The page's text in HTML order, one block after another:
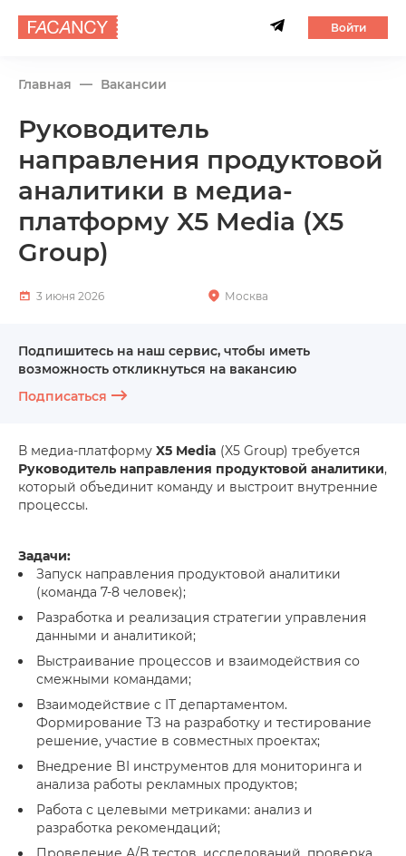
Войти
Главная Вакансии
Руководитель
направления продуктовой
аналитики в медиа-
платформу X5 Media (X5
Group)
3 июня 2026 Москва
Подпишитесь на наш сервис, чтобы иметь
возможность откликнуться на вакансию
Подписаться
В медиа-платформу X5 Media (X5 Group) требуется
Руководитель направления продуктовой аналитики,
который объединит команду и выстроит внутренние
процессы.
Задачи:
Запуск направления продуктовой аналитики
(команда 7-8 человек);
Разработка и реализация стратегии управления
данными и аналитикой;
Выстраивание процессов и взаимодействия со
смежными командами;
Взаимодействие с IT департаментом.
Формирование ТЗ на разработку и тестирование
решение, участие в совместных проектах;
Внедрение BI инструментов для мониторинга и
анализа работы рекламных продуктов;
Работа с целевыми метриками: анализ и
разработка рекомендаций;